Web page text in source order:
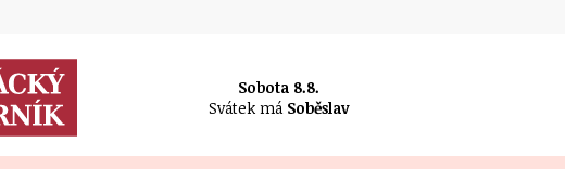
Sobota 8.8.
Svátek má Soběslav